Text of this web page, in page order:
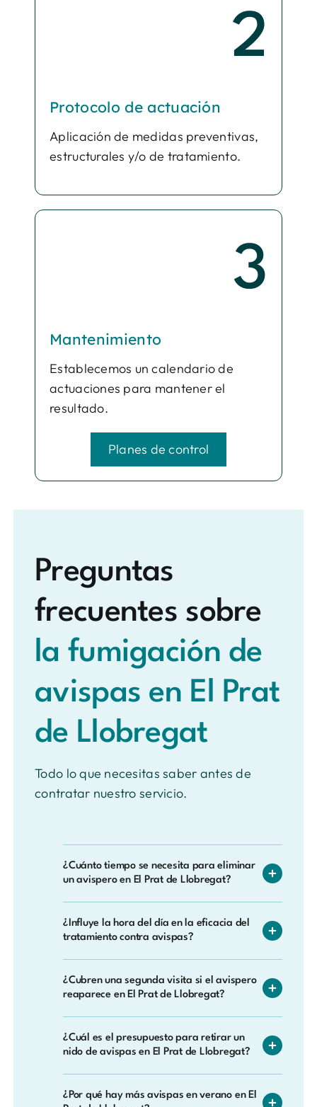
2
Protocolo de actuación
Aplicación de medidas preventivas,
estructurales y/o de tratamiento.
3
Mantenimiento
Establecemos un calendario de
actuaciones para mantener el
resultado.
Planes de control
Preguntas
frecuentes sobre
la fumigación de
avispas en El Prat
de Llobregat
Todo lo que necesitas saber antes de
contratar nuestro servicio.
¿Cuánto tiempo se necesita para eliminar
un avispero en El Prat de Llobregat?
minutos. Una vez aplicado el tratamiento y
retirados los restos del nido, la zona queda
disponible para su uso normal en pocas
horas en la mayoría de los casos.
¿Influye la hora del día en la eficacia del
tratamiento contra avispas?
avispas están más tranquilas y concentradas
en el nido, lo que permite un tratamiento
más seguro y eficaz. Por eso en El Prat de
Llobregat solemos programar las visitas en
esas franjas horarias.
¿Cubren una segunda visita si el avispero
reaparece en El Prat de Llobregat?
garantía, y si hay reincidencia en la misma
zona durante ese periodo, volvemos sin
ningún cargo adicional.
¿Cuál es el presupuesto para retirar un
nido de avispas en El Prat de Llobregat?
localización exacta y la especie de avispa
¿Por qué hay más avispas en verano en El